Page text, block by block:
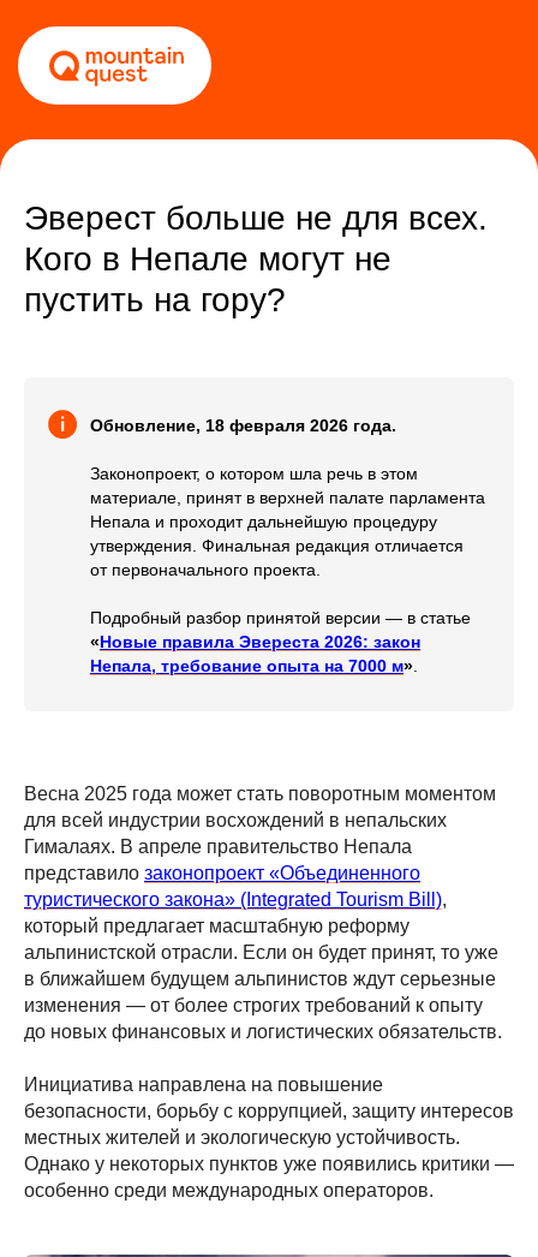
Эверест больше не для всех.
Кого в Непале могут не
пустить на гору?
Обновление, 18 февраля 2026 года.
Законопроект, о котором шла речь в этом
материале, принят в верхней палате парламента
Непала и проходит дальнейшую процедуру
утверждения. Финальная редакция отличается
от первоначального проекта.
Подробный разбор принятой версии — в статье
«Новые правила Эвереста 2026: закон
Непала, требование опыта на 7000 м»
Весна 2025 года может стать поворотным моментом
для всей индустрии восхождений в непальских
Гималаях. В апреле правительство Непала
представило законопроект «Объединенного
туристического закона» (Integrated Tourism Bill),
который предлагает масштабную реформу
альпинистской отрасли. Если он будет принят, то уже
в ближайшем будущем альпинистов ждут серьезные
изменения — от более строгих требований к опыту
до новых финансовых и логистических обязательств.
Инициатива направлена на повышение
безопасности, борьбу с коррупцией, защиту интересов
местных жителей и экологическую устойчивость.
Однако у некоторых пунктов уже появились критики —
особенно среди международных операторов.